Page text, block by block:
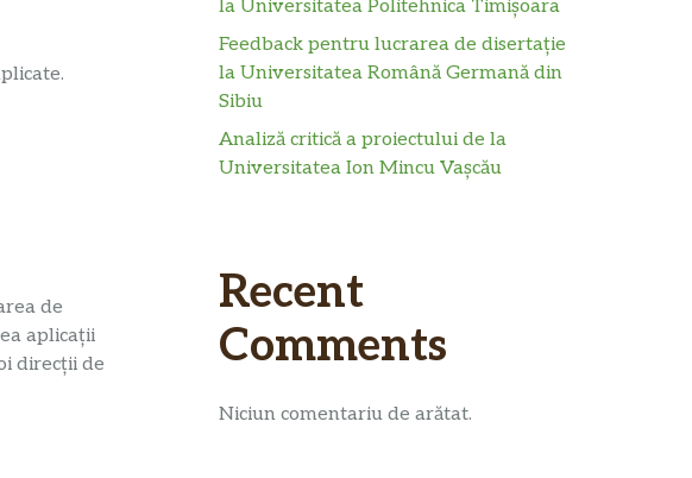
de
aplicații
direcții de
la Universitatea Politehnica Timișoara
Feedback pentru lucrarea de disertație
la Universitatea Română Germană din
Sibiu
Analiză critică a proiectului de la
Universitatea Ion Mincu Vașcău
Recent
Comments
Niciun comentariu de arătat.